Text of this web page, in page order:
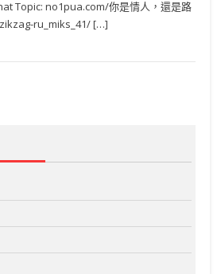
Topic: no1pua.com/你是情人，還是路
ru_miks_41/ […]